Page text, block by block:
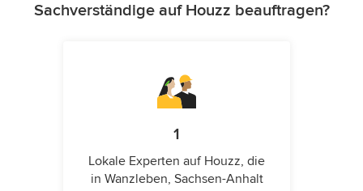
Sachverständige auf Houzz beauftragen?
1
Lokale Experten auf Houzz, die
in Wanzleben, Sachsen-Anhalt